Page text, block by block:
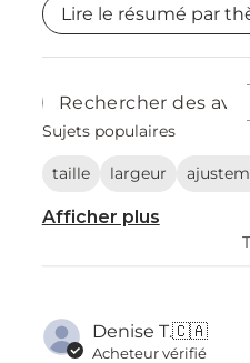
Lire le résumé par
Rechercher
des
Sujets populaires
taille largeur
Afficher plus
Denise T.🇨🇦
Acheteur vérifié